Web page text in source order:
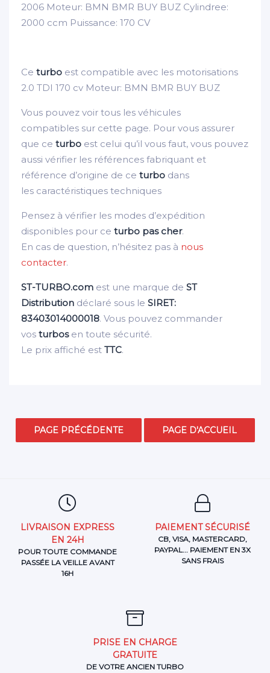
2006 Moteur: BMN BMR BUY BUZ Cylindree:
2000 ccm Puissance: 170 CV
Ce turbo est compatible avec les motorisations
2.0 TDI 170 cv Moteur: BMN BMR BUY BUZ
Vous pouvez voir tous les véhicules
compatibles sur cette page. Pour vous assurer
que ce turbo est celui qu’il vous faut, vous pouvez
aussi vérifier les références fabriquant et
référence d’origine de ce turbo dans
les caractéristiques techniques
Pensez à vérifier les modes d’expédition
disponibles pour ce turbo pas cher.
En cas de question, n’hésitez pas à nous
contacter.
ST-TURBO.com est une marque de ST
Distribution déclaré sous le SIRET:
83403014000018. Vous pouvez commander
vos turbosen toute sécurité.
Le prix affiché est TTC.
LIVRAISON EXPRESS
EN 24H
POUR TOUTE COMMANDE
PASSÉE LA VEILLE AVANT
16H
PAIEMENT SÉCURISÉ
CB, VISA, MASTERCARD,
PAYPAL... PAIEMENT EN 3X
SANS FRAIS
PRISE EN CHARGE
GRATUITE
DE VOTRE ANCIEN TURBO